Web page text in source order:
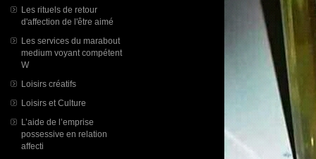
Les rituels de retour
d'affection de l'être aimé
Les services du marabout
medium voyant compétent
W
Loisirs créatifs
Loisirs et Culture
L’aide de l’emprise
possessive en relation
affecti